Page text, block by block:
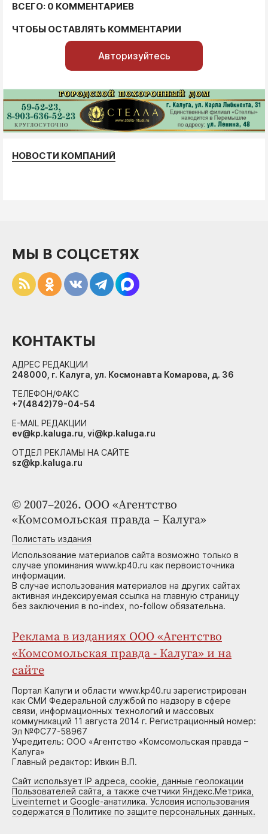
ВСЕГО: 0 КОММЕНТАРИЕВ
ЧТОБЫ ОСТАВЛЯТЬ КОММЕНТАРИИ
Авторизуйтесь
НОВОСТИ КОМПАНИЙ
© 2007–2026. ООО «Агентство
«Комсомольская правда – Калуга»
Полистать издания
Использование материалов сайта возможно только в
случае упоминания www.kp40.ru как первоисточника
информации.
В случае использования материалов на других сайтах
активная индексируемая ссылка на главную страницу
без заключения в no-index, no-follow обязательна.
Реклама в изданиях ООО «Агентство
«Комсомольская правда - Калуга» и на
сайте
Портал Калуги и области www.kp40.ru зарегистрирован
как СМИ Федеральной службой по надзору в сфере
связи, информационных технологий и массовых
коммуникаций 11 августа 2014 г. Регистрационный номер:
Эл №ФС77-58967
Учредитель: ООО «Агентство «Комсомольская правда –
Калуга»
Главный редактор: Ивкин В.П.
Сайт использует IP адреса, cookie, данные геолокации
Пользователей сайта, а также счетчики Яндекс.Метрика,
Liveinternet и Google-анатилика. Условия использования
содержатся в Политике по защите персональных данных.
МЫ В СОЦСЕТЯХ
КОНТАКТЫ
АДРЕС РЕДАКЦИИ
248000, г. Калуга, ул. Космонавта Комарова, д. 36
ТЕЛЕФОН/ФАКС
+7(4842)79-04-54
E-MAIL РЕДАКЦИИ
ev@kp.kaluga.ru, vi@kp.kaluga.ru
ОТДЕЛ РЕКЛАМЫ НА САЙТЕ
sz@kp.kaluga.ru